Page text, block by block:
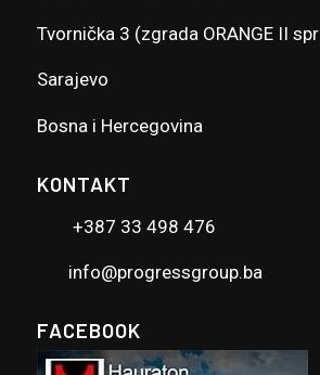
Tvornička 3 (zgrada ORANGE II
Sarajevo
Bosna i Hercegovina
KONTAKT
+387 33 498 476
info@progressgroup.ba
FACEBOOK